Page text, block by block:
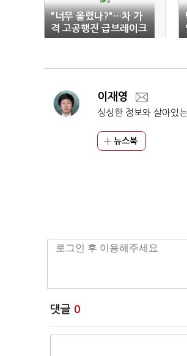
"너무 올렸나?"…차 가
격 고공행진 급브레이크
이재영
싱싱한 정보와 살아있
뉴스북
댓글 0